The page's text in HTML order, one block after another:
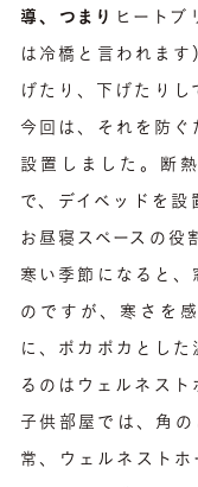
導、つまり ヒートブ
は冷橋と言われま
げたり、下げたりし
今回は、それを防ぐ
設置しました。断
で、デイベッドを設
お昼寝スペースの役
寒い季節になると、
のですが、寒さを
に、ポカポカとし
るのはウェルネスト
子供部屋では、角
常、ウェルネスト